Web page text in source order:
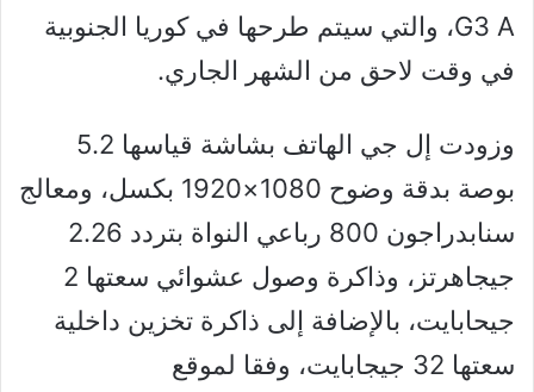
G3 A، والتي سيتم طرحها في كوريا الجنوبية
في وقت لاحق من الشهر الجاري.
وزودت إل جي الهاتف بشاشة قياسها 5.2
بوصة بدقة وضوح 1080×1920 بكسل، ومعالج
سنابدراجون 800 رباعي النواة بتردد 2.26
جيجاهرتز، وذاكرة وصول عشوائي سعتها 2
جيحابايت، بالإضافة إلى ذاكرة تخزين داخلية
سعتها 32 جيجابايت، وفقا لموقع